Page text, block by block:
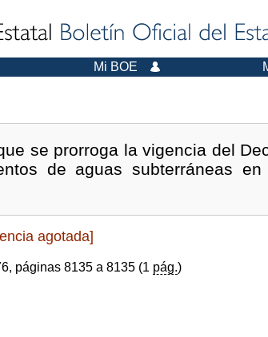
Mi BOE
se prorroga la vigencia del
de aguas subterráneas
agotada]
páginas 8135 a 8135 (1 pág.)